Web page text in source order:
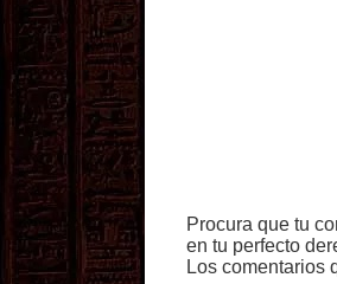
Procura que tu
en tu perfecto
Los comentarios